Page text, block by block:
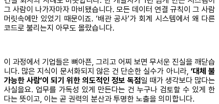
그 사람이 나가자마자 마비됐습니다. 모든 데이터 연결 규칙이 그 사람
머릿속에만 있었기 때문이죠. ‘배관 공사’가 회계 시스템에서 왜 다른
코드로 불리는지 아무도 몰랐습니다.
이 과정에서 기업들은 뼈아픈, 그리고 어찌 보면 무서운 진실을 깨닫습
니다. 많은 지식이 문서화되지 않은 건 단순한 실수가 아니라, ‘대체 불
가능한 사람’이 되기 위한 의도적인 정보 독점일 때가 생각보다 많다는
사실을요. 업무를 가독성 있게 만든다는 건 누구나 검토할 수 있게 한
다는 뜻이고, 이는 곧 권력의 분산과 투명한 노출을 의미합니다.